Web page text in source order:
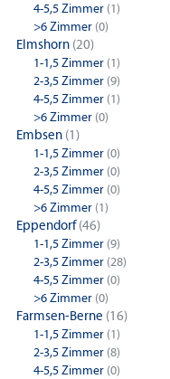
4-5,5 Zimmer (1)
>6 Zimmer (0)
Elmshorn (20)
1-1,5 Zimmer (1)
2-3,5 Zimmer (9)
4-5,5 Zimmer (1)
>6 Zimmer (0)
Embsen (1)
1-1,5 Zimmer (0)
2-3,5 Zimmer (0)
4-5,5 Zimmer (0)
>6 Zimmer (1)
Eppendorf(46)
1-1,5 Zimmer (9)
2-3,5 Zimmer (28)
4-5,5 Zimmer (0)
>6 Zimmer (0)
Farmsen-Berne (16)
1-1,5 Zimmer (1)
2-3,5 Zimmer (8)
4-5,5 Zimmer (0)